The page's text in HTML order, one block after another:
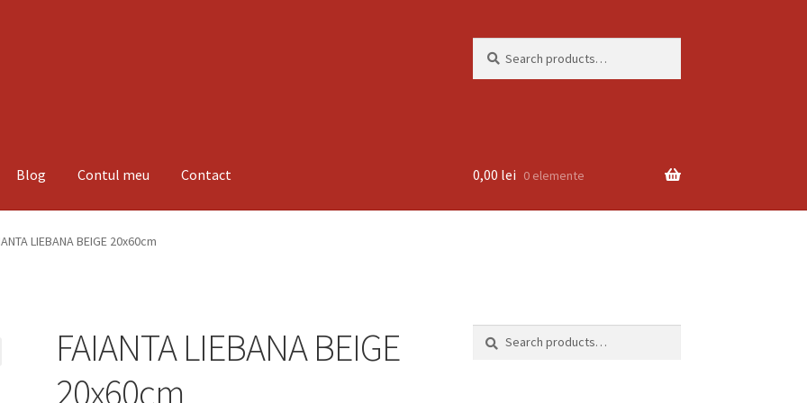
for:
Blog Contul meu Contact
noiInformatii Magazin
0,00 lei 0 elemente
LIEBANA BEIGE 20x60cm
FAIANTA LIEBANA BEIGE
20x60cm
Search
Search